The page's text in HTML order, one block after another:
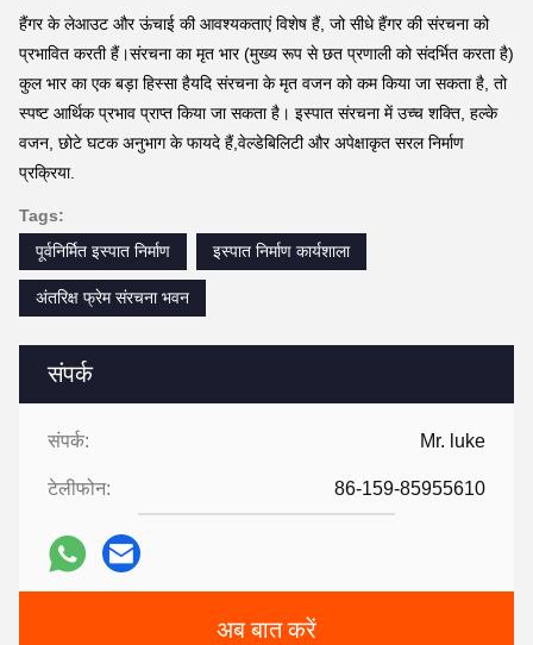
संपर्क
संपर्क: Mr. luke
टेलीफोन: 86-159-85955610
अब बात करें
हैंगर के लेआउट और ऊंचाई की आवश्यकताएं विशेष हैं, जो सीधे हैंगर की संरचना को
प्रभावित करती हैं।संरचना का मृत भार (मुख्य रूप से छत प्रणाली को संदर्भित करता है)
कुल भार का एक बड़ा हिस्सा हैयदि संरचना के मृत वजन को कम किया जा सकता है, तो
स्पष्ट आर्थिक प्रभाव प्राप्त किया जा सकता है। इस्पात संरचना में उच्च शक्ति, हल्के
वजन, छोटे घटक अनुभाग के फायदे हैं,वेल्डेबिलिटी और अपेक्षाकृत सरल निर्माण
प्रक्रिया.
Tags:
पूर्वनिर्मित इस्पात निर्माण
इस्पात निर्माण कार्यशाला
अंतरिक्ष फ्रेम संरचना भवन